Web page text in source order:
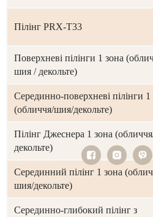
Пілінг PRX-T33
Поверхневі пілінги 1 зона
шия / декольте)
Серединно-поверхневі пілінги 1
(обличчя/шия/декольте)
Пілінг Джеснера 1 зона
декольте)
Серединний пілінг 1 зона
шия/декольте)
Серединно-глибокий пілінг з